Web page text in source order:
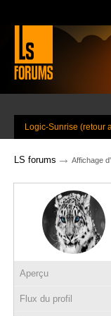
Logic-Sunrise (retour
LS forums → Affichage
Aperçu
Flux du profil